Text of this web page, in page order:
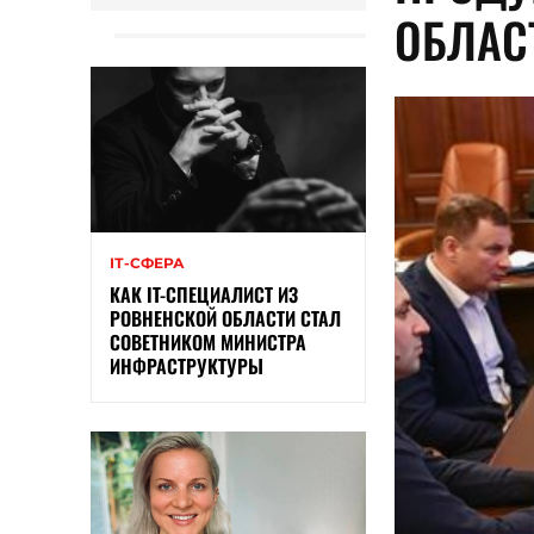
ІТ-СФЕРА
КАК IT-СПЕЦИАЛИСТ ИЗ
РОВНЕНСКОЙ ОБЛАСТИ СТАЛ
СОВЕТНИКОМ МИНИСТРА
ИНФРАСТРУКТУРЫ